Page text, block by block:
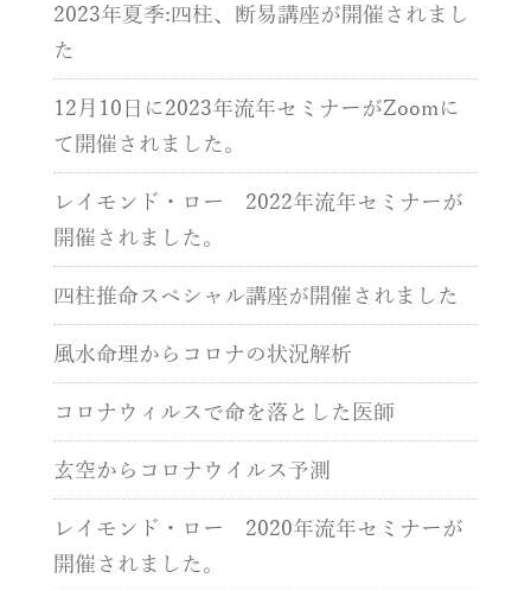
2023年夏季:四柱、断易講座が開催されまし
た
12月10日に2023年流年セミナーがZoomに
て開催されました。
レイモンド・ロー 2022年流年セミナーが
開催されました。
四柱推命スペシャル講座が開催されました
風水命理からコロナの状況解析
コロナウィルスで命を落とした医師
玄空からコロナウイルス予測
レイモンド・ロー 2020年流年セミナーが
開催されました。